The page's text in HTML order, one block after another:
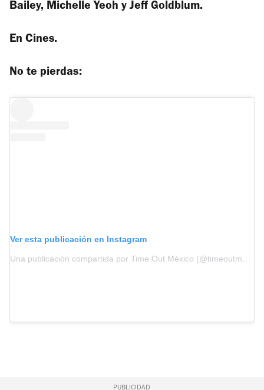
Bailey, Michelle Yeoh y Jeff Goldblum.
En Cines.
No te pierdas:
Ver esta publicación en Instagram
PUBLICIDAD